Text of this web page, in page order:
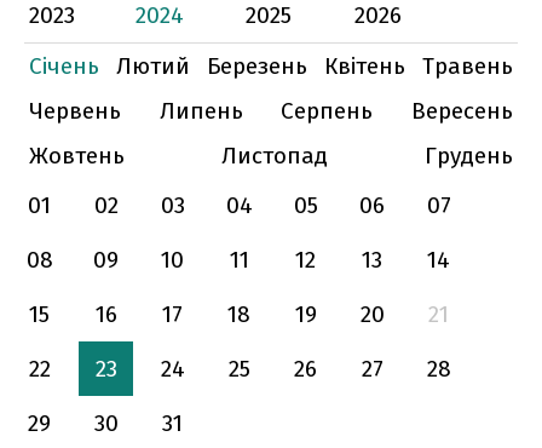
2023
2024 2025
2026
Січень
Лютий Березень Квітень
Травень
Червень
Липень Серпень
Вересень
Жовтень
Листопад
Грудень
01
02 03 04 05 06
07
08
09 10 11 12 13
14
15
16 17 18 19 20
21
22
23 24 25 26 27
28
29
30 31